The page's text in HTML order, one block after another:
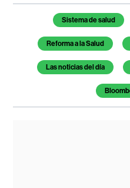
Temas de este artículo
Sistema de salud
Reforma a la Salud
Las noticias del día